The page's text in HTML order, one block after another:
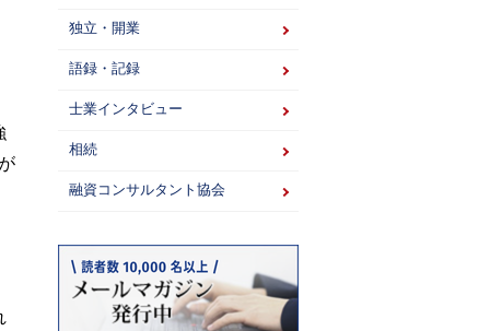
独立・開業
語録・記録
士業インタビュー
相続
融資コンサルタント協会